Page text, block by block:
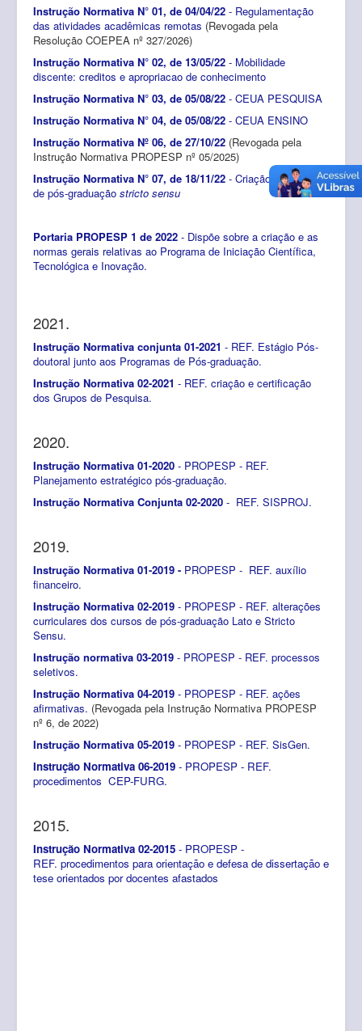
Instrução Normativa N° 01, de 04/04/22 - Regulamentação
das atividades acadêmicas remotas (Revogada pela
Resolução COEPEA nº 327/2026)
Instrução Normativa N° 02, de 13/05/22 - Mobilidade
discente: creditos e apropriacao de conhecimento
Instrução Normativa N° 03, de 05/08/22 - CEUA PESQUISA
Instrução Normativa N° 04, de 05/08/22 - CEUA ENSINO
Instrução Normativa Nº 06, de 27/10/22 (Revogada pela
Instrução Normativa PROPESP nº 05/2025)
Instrução Normativa N° 07, de 18/11/22 - Criação de cursos
de pós-graduação stricto sensu
Portaria PROPESP 1 de 2022 - Dispõe sobre a criação e as
normas gerais relativas ao Programa de Iniciação Científica,
Tecnológica e Inovação.
2021.
Instrução Normativa conjunta 01-2021 - REF. Estágio Pós-
doutoral junto aos Programas de Pós-graduação.
Instrução Normativa 02-2021 - REF. criação e certificação
dos Grupos de Pesquisa.
2020.
Instrução Normativa 01-2020 - PROPESP - REF.
Planejamento estratégico pós-graduação.
Instrução Normativa Conjunta 02-2020 - REF. SISPROJ.
2019.
Instrução Normativa 01-2019 - PROPESP - REF. auxílio
financeiro.
Instrução Normativa 02-2019 - PROPESP - REF. alterações
curriculares dos cursos de pós-graduação Lato e Stricto
Sensu.
Instrução normativa 03-2019 - PROPESP - REF. processos
seletivos.
Instrução Normativa 04-2019 - PROPESP - REF. ações
afirmativas. (Revogada pela Instrução Normativa PROPESP
nº 6, de 2022)
Instrução Normativa 05-2019 - PROPESP - REF. SisGen.
Instrução Normativa 06-2019 - PROPESP - REF.
procedimentos CEP-FURG.
2015.
Instrução Normativa 02-2015 - PROPESP -
REF. procedimentos para orientação e defesa de dissertação e
tese orientados por docentes afastados